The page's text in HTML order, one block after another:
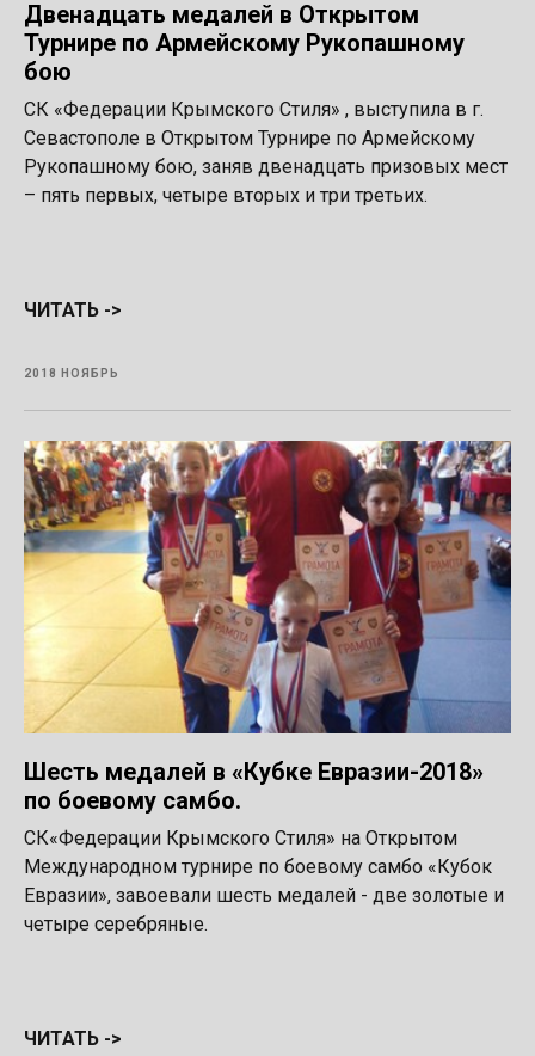
Двенадцать медалей в Открытом
Турнире по Армейскому Рукопашному
бою
СК «Федерации Крымского Стиля» , выступила в г.
Севастополе в Открытом Турнире по Армейскому
Рукопашному бою, заняв двенадцать призовых мест
– пять первых, четыре вторых и три третьих.
ЧИТАТЬ ->
2018 НОЯБРЬ
Шесть медалей в «Кубке Евразии-2018»
по боевому самбо.
СК«Федерации Крымского Стиля» на Открытом
Международном турнире по боевому самбо «Кубок
Евразии», завоевали шесть медалей - две золотые и
четыре серебряные.
ЧИТАТЬ ->